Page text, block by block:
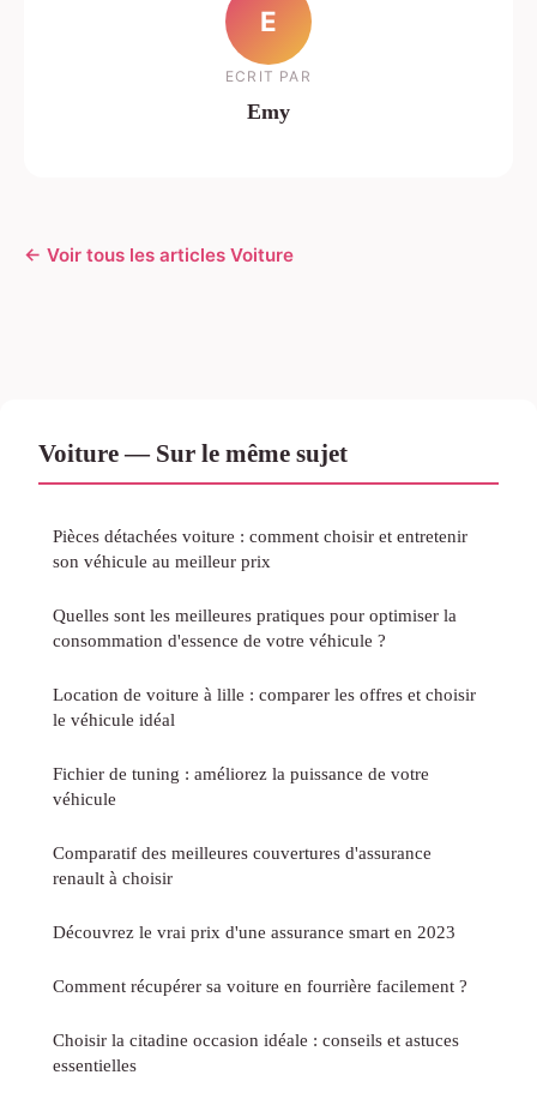
E
ECRIT PAR
Emy
← Voir tous les articles Voiture
Voiture — Sur le même sujet
Pièces détachées voiture : comment choisir et entretenir
son véhicule au meilleur prix
Quelles sont les meilleures pratiques pour optimiser la
consommation d'essence de votre véhicule ?
Location de voiture à lille : comparer les offres et choisir
le véhicule idéal
Fichier de tuning : améliorez la puissance de votre
véhicule
Comparatif des meilleures couvertures d'assurance
renault à choisir
Découvrez le vrai prix d'une assurance smart en 2023
Comment récupérer sa voiture en fourrière facilement ?
Choisir la citadine occasion idéale : conseils et astuces
essentielles